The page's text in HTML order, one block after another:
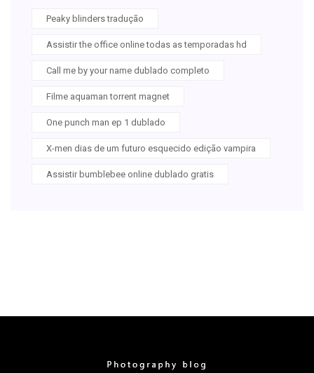
Peaky blinders tradução
Assistir the office online todas as temporadas hd
Call me by your name dublado completo
Filme aquaman torrent magnet
One punch man ep 1 dublado
X-men dias de um futuro esquecido edição vampira
Assistir bumblebee online dublado gratis